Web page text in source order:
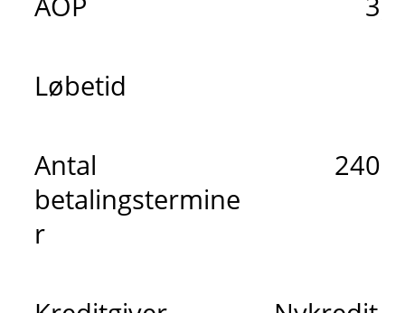
Løbetid
Antal
betalingstermine
r
240